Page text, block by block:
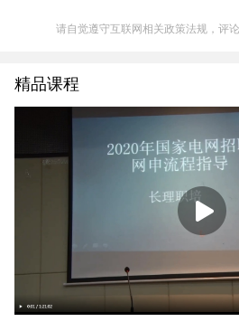
请自觉遵守互联网相关政策法规，评
精品课程